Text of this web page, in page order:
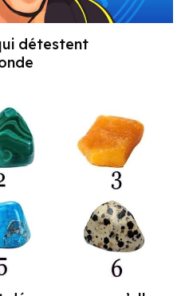
détestent